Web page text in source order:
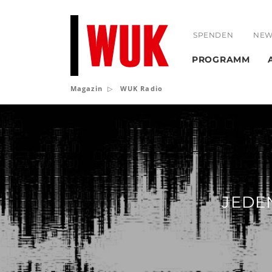
SPENDEN
PROGRAMM
Magazin WUK Radio
Radio